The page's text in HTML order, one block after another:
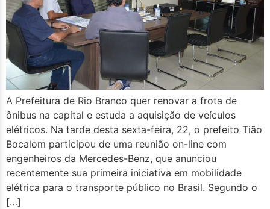
A Prefeitura de Rio Branco quer renovar a frota de
ônibus na capital e estuda a aquisição de veículos
elétricos. Na tarde desta sexta-feira, 22, o prefeito Tião
Bocalom participou de uma reunião on-line com
engenheiros da Mercedes-Benz, que anunciou
recentemente sua primeira iniciativa em mobilidade
elétrica para o transporte público no Brasil. Segundo o
[…]